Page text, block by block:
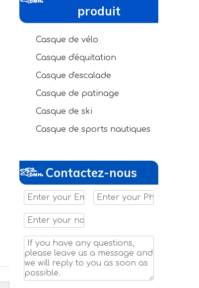
produit
Casque de vélo
Casque d'équitation
Casque d'escalade
Casque de patinage
Casque de ski
Casque de sports nautiques
Contactez-nous